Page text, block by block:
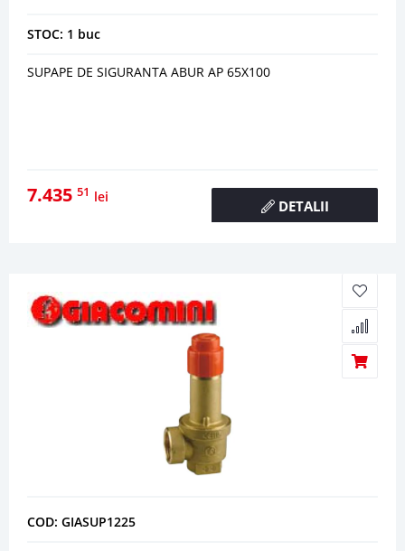
STOC: 1 buc
SUPAPE DE SIGURANTA ABUR AP 65X100
7.435 51 lei
DETALII
COD: GIASUP1225